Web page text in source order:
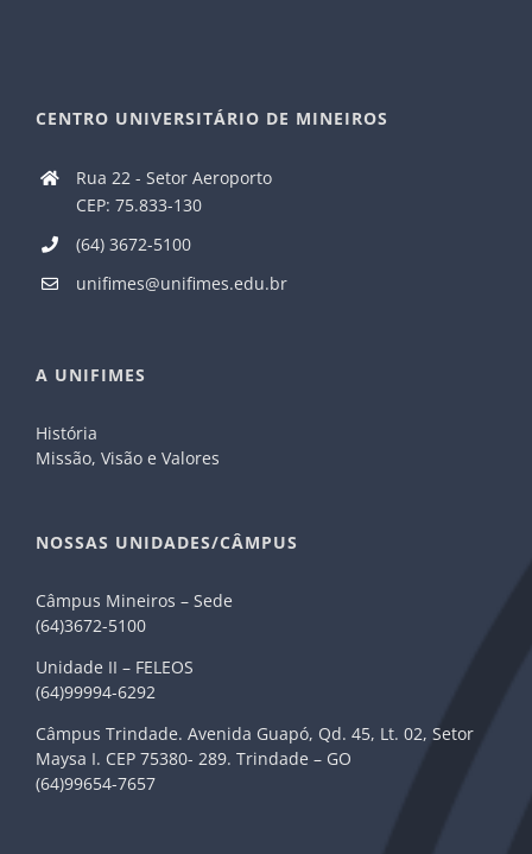
CENTRO UNIVERSITÁRIO DE MINEIROS
Rua 22 - Setor Aeroporto
CEP: 75.833-130
(64) 3672-5100
unifimes@unifimes.edu.br
A UNIFIMES
História
Missão, Visão e Valores
NOSSAS UNIDADES/CÂMPUS
Câmpus Mineiros – Sede
(64)3672-5100
Unidade II – FELEOS
(64)99994-6292
Câmpus Trindade. Avenida Guapó, Qd. 45, Lt. 02, Setor
Maysa I. CEP 75380- 289. Trindade – GO
(64)99654-7657